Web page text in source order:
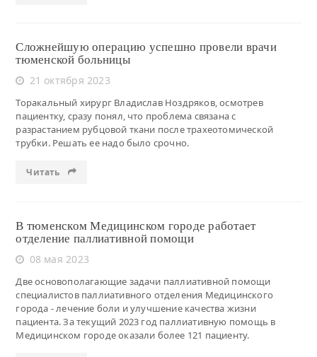
Сложнейшую операцию успешно провели врачи
тюменской больницы
21 октября 2023
Торакальный хирург Владислав Ноздряков, осмотрев
пациентку, сразу понял, что проблема связана с
разрастанием рубцовой ткани после трахеотомической
трубки. Решать ее надо было срочно.
Читать
В тюменском Медицинском городе работает
отделение паллиативной помощи
08 мая 2023
Две основополагающие задачи паллиативной помощи
специалистов паллиативного отделения Медицинского
города - лечение боли и улучшение качества жизни
пациента. За текущий 2023 год паллиативную помощь в
Медицинском городе оказали более 121 пациенту.